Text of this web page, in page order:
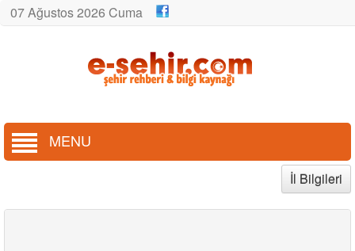
07 Ağustos 2026 Cuma
MENU
İl Bilgileri